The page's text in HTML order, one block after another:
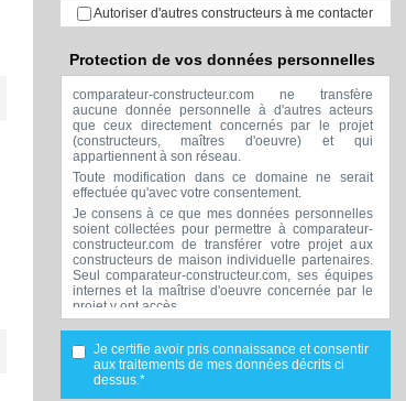
Autoriser d'autres constructeurs à me contacter
Protection de vos données personnelles
comparateur-constructeur.com ne transfère
aucune donnée personnelle à d'autres acteurs
que ceux directement concernés par le projet
(constructeurs, maîtres d'oeuvre) et qui
appartiennent à son réseau.
Toute modification dans ce domaine ne serait
effectuée qu'avec votre consentement.
Je consens à ce que mes données personnelles
soient collectées pour permettre à comparateur-
constructeur.com de transférer votre projet aux
constructeurs de maison individuelle partenaires.
Seul comparateur-constructeur.com, ses équipes
internes et la maîtrise d'oeuvre concernée par le
projet y ont accès.
Aucune transmission de données à des tiers à
l'exclusion de ceux décrits ci dessus n'est
réalisée.
Mes données téléphoniques seront uniquement
Je certifie avoir pris connaissance et consentir
aux traitements de mes données décrits ci
dessus.*